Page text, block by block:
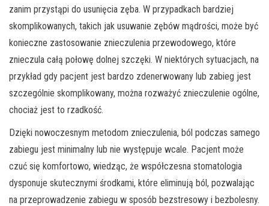
zanim przystąpi do usunięcia zęba. W przypadkach bardziej
skomplikowanych, takich jak usuwanie zębów mądrości, może być
konieczne zastosowanie znieczulenia przewodowego, które
znieczula całą połowę dolnej szczęki. W niektórych sytuacjach, na
przykład gdy pacjent jest bardzo zdenerwowany lub zabieg jest
szczególnie skomplikowany, można rozważyć znieczulenie ogólne,
chociaż jest to rzadkość.
Dzięki nowoczesnym metodom znieczulenia, ból podczas samego
zabiegu jest minimalny lub nie występuje wcale. Pacjent może
czuć się komfortowo, wiedząc, że współczesna stomatologia
dysponuje skutecznymi środkami, które eliminują ból, pozwalając
na przeprowadzenie zabiegu w sposób bezstresowy i bezbolesny.